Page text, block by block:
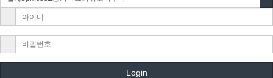
Login